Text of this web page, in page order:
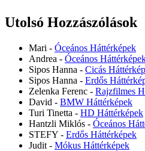
Utolsó Hozzászólások
Mari - Óceános Háttérképek
Andrea - Óceános
Sipos Hanna - Cicás
Sipos Hanna - Erdős
Zelenka Ferenc - Rajzfilmes
David - BMW Háttérképek
Turi Tinetta - HD Háttérképek
Hantzli Miklós - Óceános
STEFY - Erdős Háttérképek
Judit - Mókus Háttérképek